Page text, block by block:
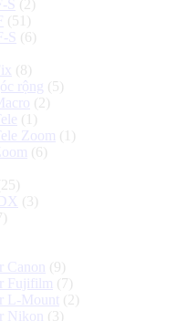
S (2)
(51)
S (6)
(8)
rộng (5)
(2)
(1)
Zoom (1)
(6)
(3)
(9)
Fujifilm (7)
L-Mount (2)
Nikon
(3)